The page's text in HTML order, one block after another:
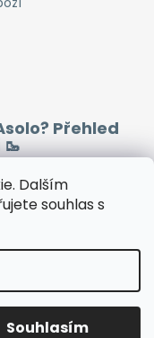
Dalším
souhlas s
Souhlasím
Přehled
práva vyhrazena.